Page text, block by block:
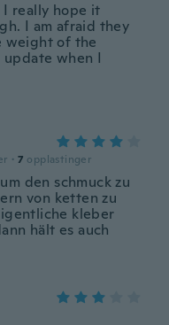
I really hope it
I am afraid they
weight of the
when I
· 7 opplastinger
den schmuck zu
von ketten zu
kleber
hält es auch